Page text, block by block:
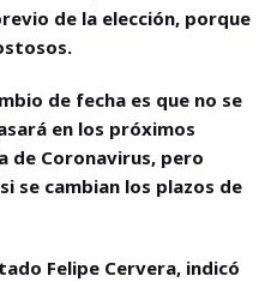
de la elección, porque
de fecha es que no se
en los próximos
de Coronavirus, pero
se cambian los plazos de
Felipe Cervera, indicó